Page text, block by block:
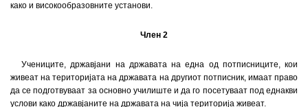
како и високообразовните установи.
Член 2
Учениците, државјани на државата на една од потписниците, кои
живеат на територијата на државата на другиот потписник, имаат право
да се подготвуваат за основно училиште и да го посетуваат под еднакви
услови како државјаните на државата на чија територија живеат.